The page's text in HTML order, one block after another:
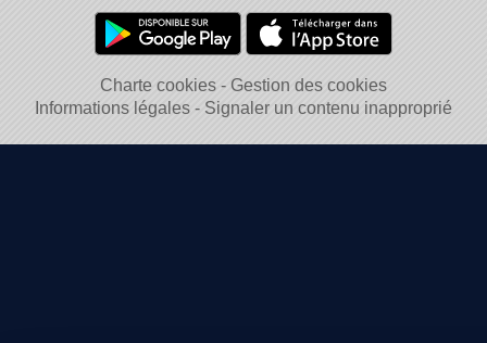
Charte cookies
Gestion des cookies
Informations légales
Signaler un contenu inapproprié